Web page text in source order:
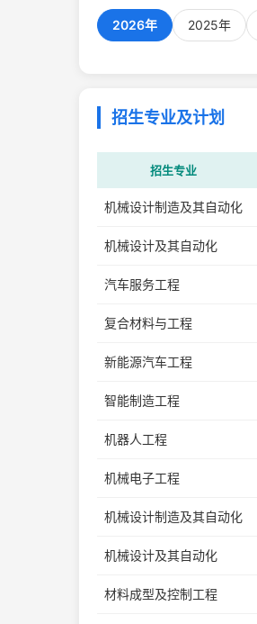
2026年 2025年
招生专业及计划
招生专业
机械设计制造及其自动化
机械设计及其自动化
汽车服务工程
复合材料与工程
新能源汽车工程
智能制造工程
机器人工程
机械电子工程
机械设计制造及其自动化
机械设计及其自动化
材料成型及控制工程